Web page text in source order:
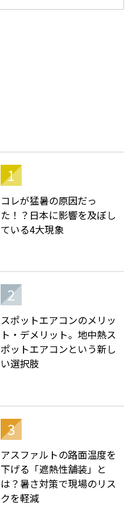
コレが猛暑の原因だっ
た！？日本に影響を及ぼし
ている4大現象
スポットエアコンのメリッ
ト・デメリット。地中熱ス
ポットエアコンという新し
い選択肢
アスファルトの路面温度を
下げる「遮熱性舗装」と
は？暑さ対策で現場のリス
クを軽減